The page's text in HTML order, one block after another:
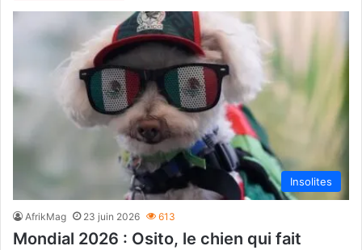
Insolites
AfrikMag 23 juin 2026 613
Mondial 2026 : Osito, le chien qui fait